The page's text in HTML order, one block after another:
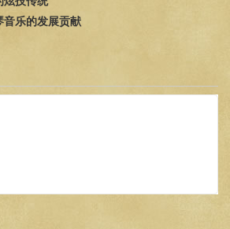
音乐的发展贡献